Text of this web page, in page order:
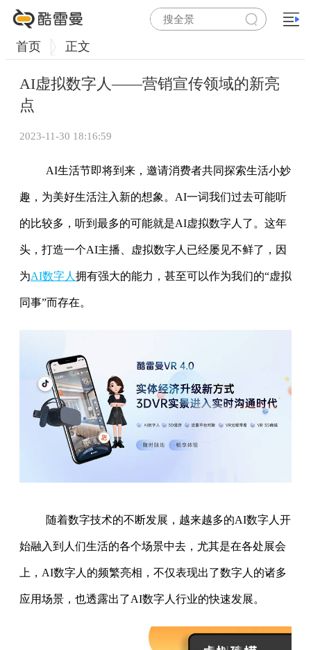
首页 正文
AI虚拟数字人——营销宣传领域的新亮
点
2023-11-30 18:16:59
AI生活节即将到来，邀请消费者共同探索生活小妙
趣，为美好生活注入新的想象。AI一词我们过去可能听
的比较多，听到最多的可能就是AI虚拟数字人了。这年
头，打造一个AI主播、虚拟数字人已经屡见不鲜了，因
为AI数字人 拥有强大的能力，甚至可以作为我们的“虚拟
同事”而存在。
随着数字技术的不断发展，越来越多的AI数字人开
始融入到人们生活的各个场景中去，尤其是在各处展会
上，AI数字人的频繁亮相，不仅表现出了数字人的诸多
应用场景，也透露出了AI数字人行业的快速发展。